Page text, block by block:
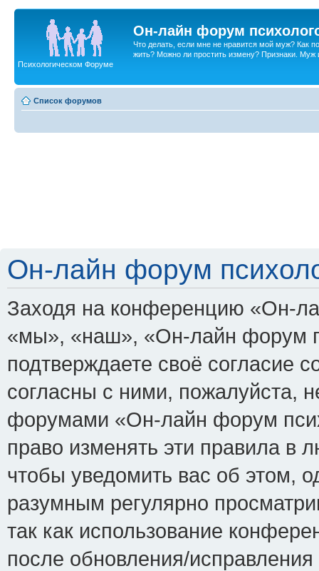
Он-лайн форум
Что делать, если мне не нравится мой муж? Как
жить? Можно ли простить измену? Признаки. Муж
Психологическом Форуме
Список форумов
Он-лайн форум
Заходя на конференцию «Он-
«мы», «наш», «Он-лайн форум
подтверждаете своё
согласны с ними, пожалуйста,
форумами «Он-лайн форум
право изменять эти правила в
чтобы уведомить вас об этом,
разумным регулярно
так как использование
после обновления/